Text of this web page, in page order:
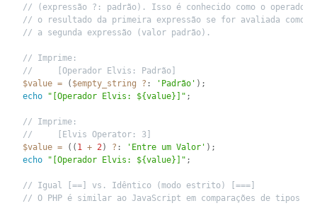
// (expressão ?: padrão). Isso é conhecido como o
// o resultado da primeira expressão se for avaliada como
// a segunda expressão (valor padrão).
// Imprime:
//     [Operador Elvis: Padrão]
$value = ( $empty_string ? : 'Padrão' ) ;
echo
"[Operador Elvis: ${value}]" ;
// Imprime:
//     [Elvis Operator: 3]
$value = ( ( 1 + 2) ? : 'Entre um Valor' ) ;
echo
"[Operador Elvis: ${value}]" ;
// Igual [==] vs. Idêntico (modo estrito) [===]
// O PHP é similar ao JavaScript em comparações de tipos de